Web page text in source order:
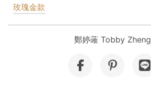
玫瑰金款
鄭婷蓶 Tobby Zheng